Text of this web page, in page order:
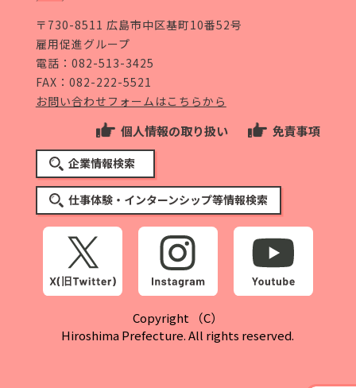
〒730-8511 広島市中区基町10番52号
雇用促進グループ
電話： 082-513-3425
FAX：082-222-5521
お問い合わせフォームはこちらから
個人情報の取り扱い 免責事項
企業情報検索
仕事体験・インターンシップ等情報検索
Copyright （C）
Hiroshima Prefecture. All rights reserved.